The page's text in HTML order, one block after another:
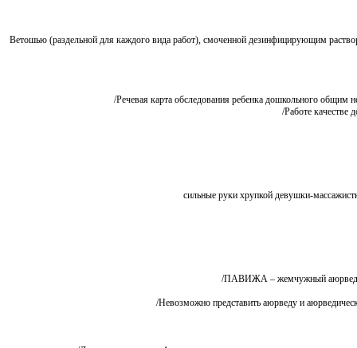
Ветошью (раздельной для каждого вида работ), смоченной дезинфицирующим
Речевая карта обследования ребенка дошкольного общим
Работе качестве
ПАВИЖА – жемчужный
Невозможно представить аюрведу и